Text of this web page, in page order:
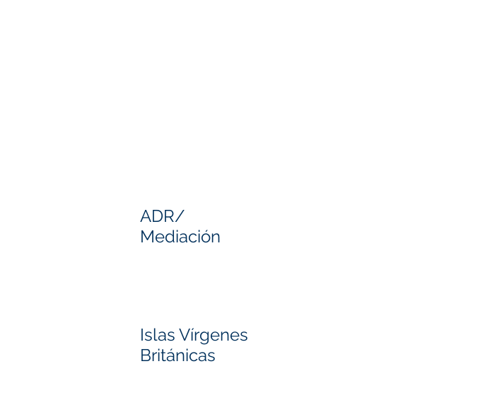
ADR/
Mediación
Islas Vírgenes
Británicas